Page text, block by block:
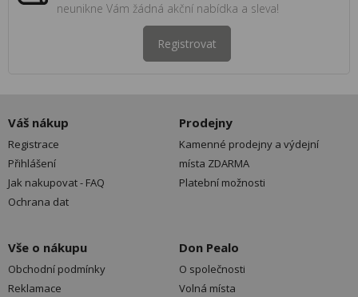
neunikne Vám žádná akční nabídka a sleva!
Registrovat
Váš nákup
Registrace
Přihlášení
Jak nakupovat - FAQ
Ochrana dat
Prodejny
Kamenné prodejny a výdejní
místa ZDARMA
Platební možnosti
Vše o nákupu
Obchodní podmínky
Reklamace
Don Pealo
O společnosti
Volná místa